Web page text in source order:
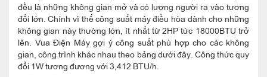
đều là những không gian mở và có lượng người ra vào tương
đối lớn. Chính vì thế công suất máy điều hòa dành cho những
không gian này thường lớn, ít nhất từ 2HP tức 18000BTU trở
lên. Vua Điện Máy gợi ý công suất phù hợp cho các không
gian, công trình khác nhau theo bảng dưới đây. Công thức quy
đổi 1W tương đương với 3,412 BTU/h.